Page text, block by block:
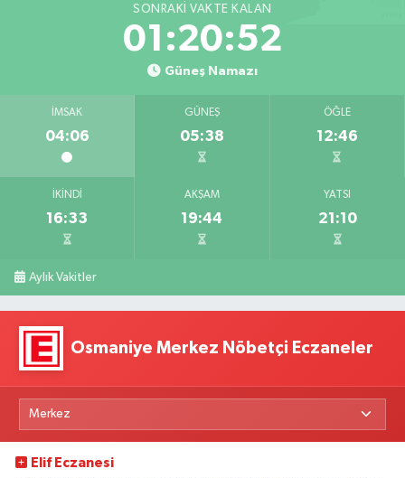
SONRAKI VAKTE KALAN
01:20:51
Güneş Namazı
İMSAK
04:06
GÜNEŞ
05:38
ÖĞLE
12:46
İKINDI
16:33
AKŞAM
19:44
YATSI
21:10
Aylık Vakitler
Osmaniye Merkez Nöbetçi Eczaneler
Elif Eczanesi